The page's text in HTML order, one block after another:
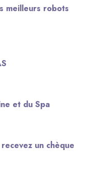
meilleurs robots
et du Spa
un chèque